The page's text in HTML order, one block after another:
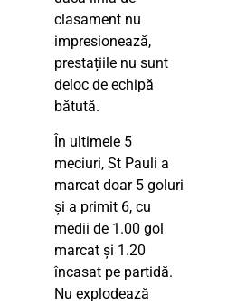
clasament nu
impresionează,
prestațiile nu sunt
deloc de echipă
bătută.
În ultimele 5
meciuri, St Pauli a
marcat doar 5 goluri
și a primit 6, cu
medii de 1.00 gol
marcat și 1.20
încasat pe partidă.
Nu explodează